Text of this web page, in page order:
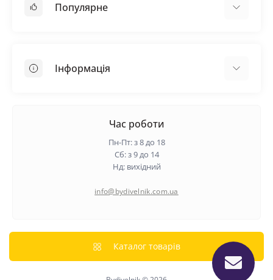
Популярне
Самовирівнююча суміш
Інформація
Гарантія та повернення
Політика конфіденційності
Час роботи
Пн-Пт: з 8 до 18
Сб: з 9 до 14
Нд: вихідний
info@bydivelnik.com.ua
Каталог товарів